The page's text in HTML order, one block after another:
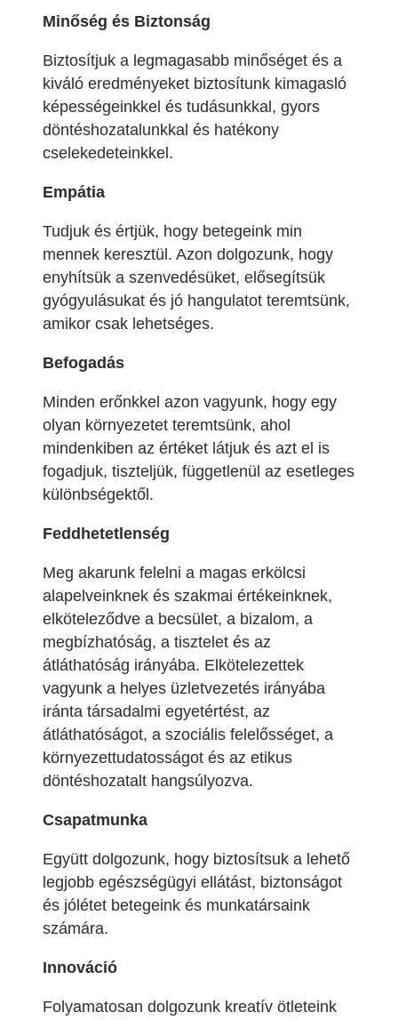
Minőség és Biztonság
Biztosítjuk a legmagasabb minőséget és a
kiváló eredményeket biztosítunk kimagasló
képességeinkkel és tudásunkkal, gyors
döntéshozatalunkkal és hatékony
cselekedeteinkkel.
Empátia
Tudjuk és értjük, hogy betegeink min
mennek keresztül. Azon dolgozunk, hogy
enyhítsük a szenvedésüket, elősegítsük
gyógyulásukat és jó hangulatot teremtsünk,
amikor csak lehetséges.
Befogadás
Minden erőnkkel azon vagyunk, hogy egy
olyan környezetet teremtsünk, ahol
mindenkiben az értéket látjuk és azt el is
fogadjuk, tiszteljük, függetlenül az esetleges
különbségektől.
Feddhetetlenség
Meg akarunk felelni a magas erkölcsi
alapelveinknek és szakmai értékeinknek,
elköteleződve a becsület, a bizalom, a
megbízhatóság, a tisztelet és az
átláthatóság irányába. Elkötelezettek
vagyunk a helyes üzletvezetés irányába
iránta társadalmi egyetértést, az
átláthatóságot, a szociális felelősséget, a
környezettudatosságot és az etikus
döntéshozatalt hangsúlyozva.
Csapatmunka
Együtt dolgozunk, hogy biztosítsuk a lehető
legjobb egészségügyi ellátást, biztonságot
és jólétet betegeink és munkatársaink
számára.
Innováció
Folyamatosan dolgozunk kreatív ötleteink